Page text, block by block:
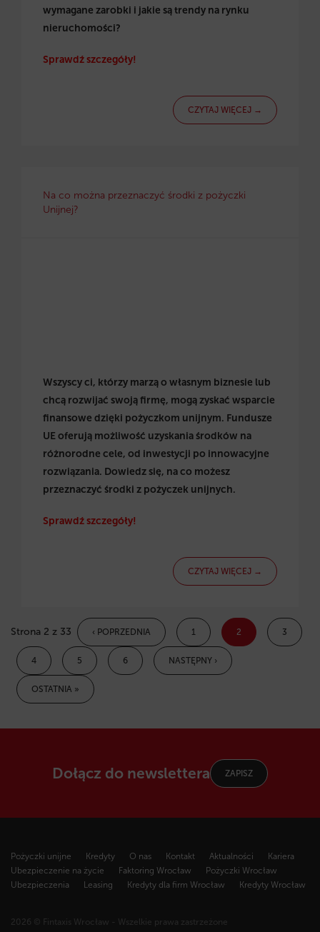
wymagane zarobki i jakie są trendy na rynku
nieruchomości?
Sprawdź szczegóły!
CZYTAJ WIĘCEJ →
Na co można przeznaczyć środki z pożyczki
Unijnej?
Wszyscy ci, którzy marzą o własnym biznesie lub
chcą rozwijać swoją firmę, mogą zyskać wsparcie
finansowe dzięki pożyczkom unijnym. Fundusze
UE oferują możliwość uzyskania środków na
różnorodne cele, od inwestycji po innowacyjne
rozwiązania. Dowiedz się, na co możesz
przeznaczyć środki z pożyczek unijnych.
Sprawdź szczegóły!
CZYTAJ WIĘCEJ →
Strona 2 z 33 ‹ POPRZEDNIA 1 2 3
4 5 6 NASTĘPNY ›
OSTATNIA »
Dołącz do newslettera ZAPISZ
Pożyczki unijne Kredyty O nas Kontakt Aktualności
Kariera
Ubezpieczenie na życie
Faktoring Wrocław
Pożyczki Wrocław
Ubezpieczenia
Leasing Kredyty dla firm Wrocław Kredyty Wrocław
2026 © Fintaxis Wrocław - Wszelkie prawa zastrzeżone